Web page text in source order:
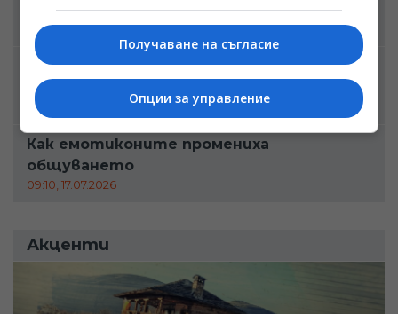
страна на футболната слава
08:50, 21.07.2026
Грандиозният финал: Когато спортът
срещу Холивуд
07:10, 20.07.2026
Как емотиконите промениха
общуването
09:10, 17.07.2026
Акценти
Получаване на съгласие
Опции за управление